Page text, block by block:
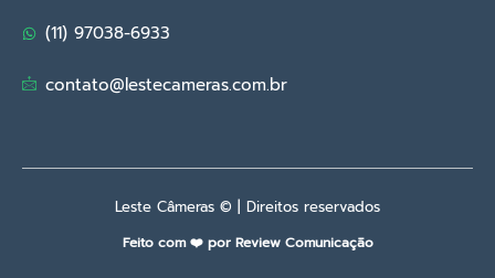
(11) 97038-6933
contato@lestecameras.com.br
Leste Câmeras © | Direitos reservados
Feito com ❤️ por Review Comunicação